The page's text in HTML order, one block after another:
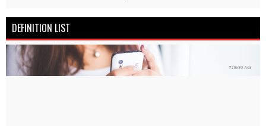
DEFINITION LIST